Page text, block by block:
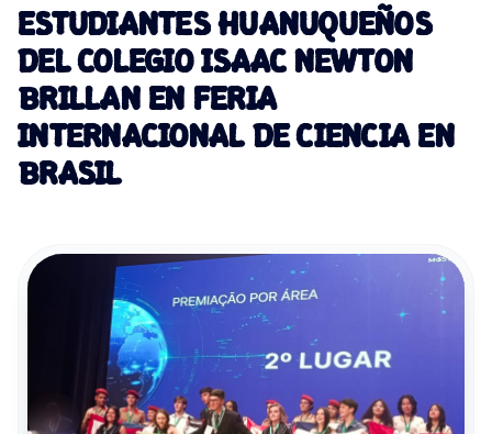
ESTUDIANTES HUANUQUEÑOS
DEL COLEGIO ISAAC NEWTON
BRILLAN EN FERIA
INTERNACIONAL DE CIENCIA EN
BRASIL